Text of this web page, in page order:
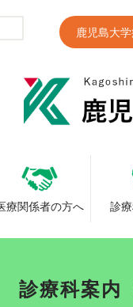
鹿児島大
療関係者の方へ 診
診療科案内